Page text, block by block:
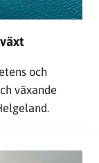
och
växande